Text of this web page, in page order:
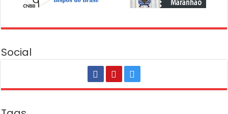
Social